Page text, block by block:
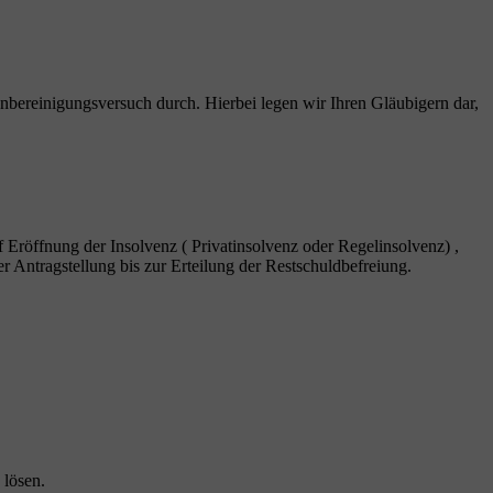
durch. Hierbei legen wir Ihren Gläubigern dar,
der Insolvenz ( Privatinsolvenz oder Regelinsolvenz) ,
Antragstellung bis zur Erteilung der Restschuldbefreiung.